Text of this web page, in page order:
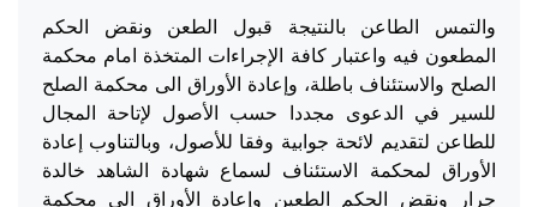
والتمس الطاعن بالنتيجة قبول الطعن ونقض الحكم
المطعون فيه واعتبار كافة الإجراءات المتخذة امام محكمة
الصلح والاستئناف باطلة، وإعادة الأوراق الى محكمة الصلح
للسير في الدعوى مجددا حسب الأصول لإتاحة المجال
للطاعن لتقديم لائحة جوابية وفقا للأصول، وبالتناوب إعادة
الأوراق لمحكمة الاستئناف لسماع شهادة الشاهد خالدة
جرار ونقض الحكم الطعين وإعادة الأوراق الى محكمة